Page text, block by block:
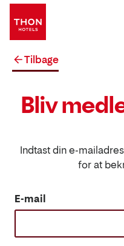
Tilbage
Bliv
Indtast din e-
for at
E-mail